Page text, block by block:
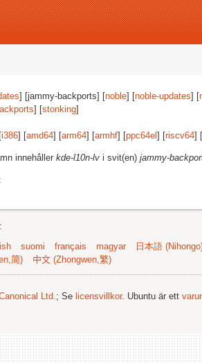
] [jammy-backports] [noble] [noble-updates] [
] [stonking]
i386] [amd64] [arm64] [armhf] [ppc64el ] [riscv64] [
innehåller kde-l10n-lv i svit(en) jammy-
suomi français magyar 日本語
简) 中文 (Zhongwen,繁)
Ltd.; Se licensvillkor. Ubuntu är ett